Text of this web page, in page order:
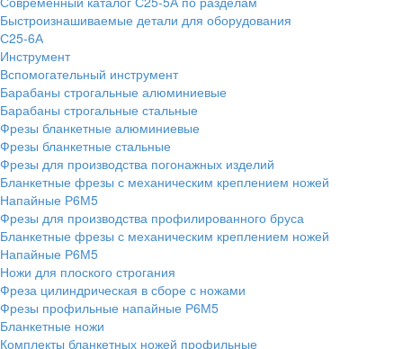
Быстроизнашиваемые детали для оборудования
С25-6А
Инструмент
Вспомогательный инструмент
Барабаны строгальные алюминиевые
Барабаны строгальные стальные
Фрезы бланкетные алюминиевые
Фрезы бланкетные стальные
Фрезы для производства погонажных изделий
Бланкетные фрезы с механическим креплением ножей
Напайные Р6М5
Фрезы для производства профилированного бруса
Бланкетные фрезы с механическим креплением ножей
Напайные Р6М5
Ножи для плоского строгания
Фреза цилиндрическая в сборе с ножами
Фрезы профильные напайные Р6М5
Бланкетные ножи
Комплекты бланкетных ножей профильные